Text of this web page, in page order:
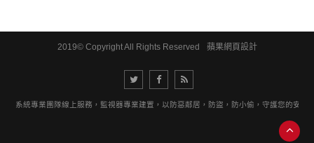
2019© Copyright All Rights Reserved 蘋果網頁設計
器系統專業團隊線上服務，監視器專業建置，以防惡鄰居，防盜，防小偷，守護您的安